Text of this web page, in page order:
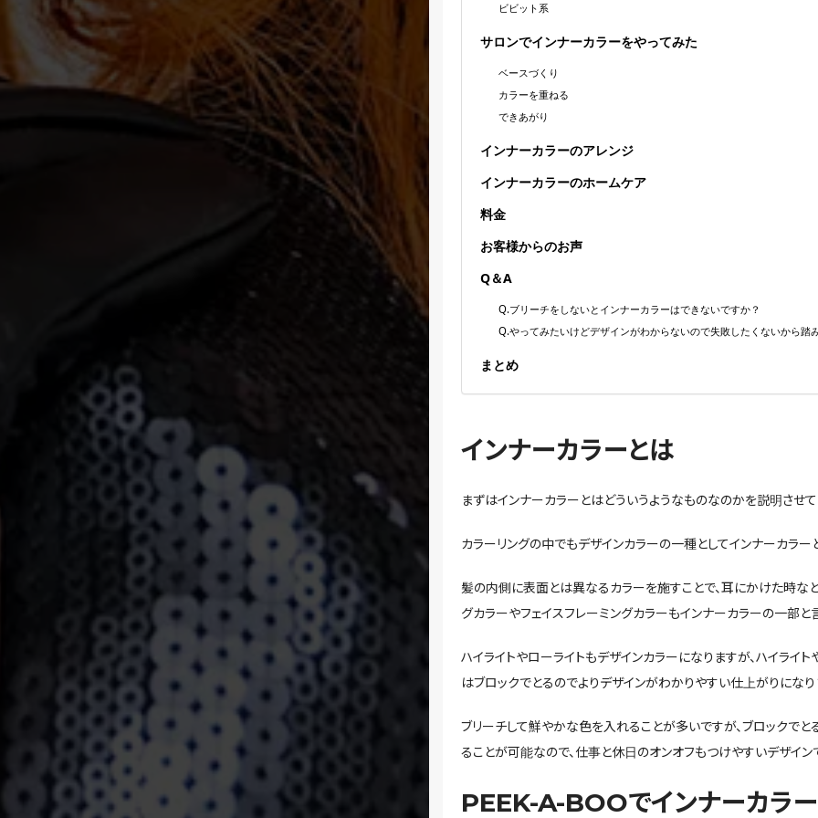
ビビット系
サロンでインナーカラーをやってみた
ベースづくり
カラーを重ねる
できあがり
インナーカラーのアレンジ
インナーカラーのホームケア
料金
お客様からのお声
Q＆A
Q.ブリーチをしないとインナーカラーはできないですか？
Q.やってみたいけどデザインがわからないので失敗したくないから踏
まとめ
インナーカラーとは
まずはインナーカラーとはどういうようなものなのかを説明させて
カラーリングの中でもデザインカラーの一種としてインナーカラー
髪の内側に表面とは異なるカラーを施すことで、耳にかけた時な
グカラーやフェイスフレーミングカラーもインナーカラーの一部と
ハイライトやローライトもデザインカラーになりますが、ハイライ
はブロックでとるのでよりデザインがわかりやすい仕上がりになり
ブリーチして鮮やかな色を入れることが多いですが、ブロックで
ることが可能なので、仕事と休日のオンオフもつけやすいデザイン
PEEK-A-BOOでインナーカラー